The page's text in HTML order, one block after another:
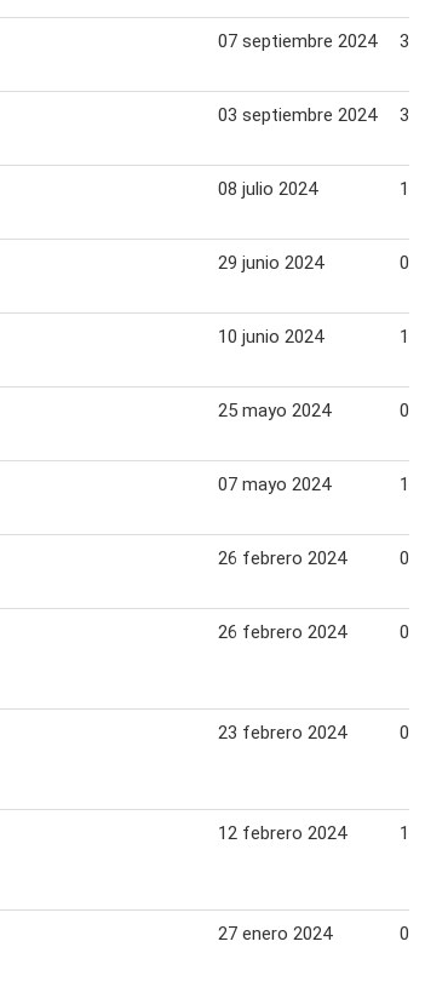
07 septiembre 2024 30
03 septiembre 2024 30
08 julio 2024 14
29 junio 2024 07
10 junio 2024 16
25 mayo 2024 02
07 mayo 2024 12
26 febrero 2024 03
26 febrero 2024 03
23 febrero 2024 03
12 febrero 2024 18
27 enero 2024 04